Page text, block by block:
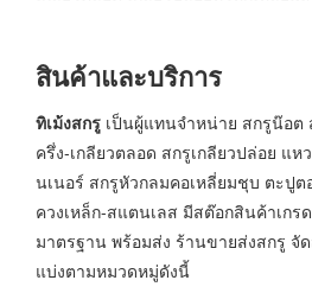
สินค้าและบริการ
ทิเม้งสกรู เป็นผู้แทนจำหน่าย สกรูน๊อต
ครึ่ง-เกลียวตลอด สกรูเกลียวปล่อย
นเนอร์ สกรูหัวกลมคอเหลี่ยมชุบ ตะปูต
ควงเหล็ก-สแตนเลส มีสต๊อกสินค้าเกร
มาตรฐาน พร้อมส่ง ร้านขายส่งสกรู จั
แบ่งตามหมวดหมู่ดังนี้